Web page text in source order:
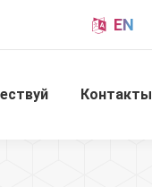
EN
Контакты
Контакты